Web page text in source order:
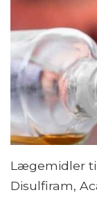
Lægemidler
Disulfiram,